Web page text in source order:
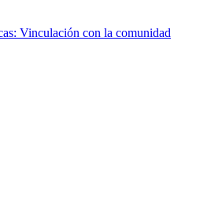
Vinculación con la comunidad